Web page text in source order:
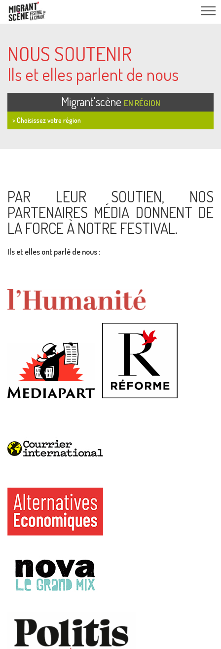
NOUS SOUTENIR
Ils et elles parlent de nous
Migrant'scène EN RÉGION
> Choisissez votre région
PAR LEUR SOUTIEN, NOS
PARTENAIRES MÉDIA DONNENT DE
LA FORCE À NOTRE FESTIVAL.
Ils et elles ont parlé de nous :